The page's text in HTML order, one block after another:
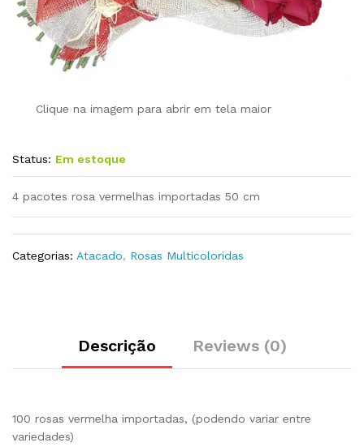
Clique na imagem para abrir em tela maior
Status: Em estoque
4 pacotes rosa vermelhas importadas 50 cm
Categorias: Atacado, Rosas Multicoloridas
Descrição Reviews (0)
100 rosas vermelha importadas, (podendo variar entre
variedades)